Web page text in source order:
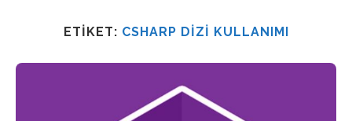
ETIKET: CSHARP DIZI KULLANIMI